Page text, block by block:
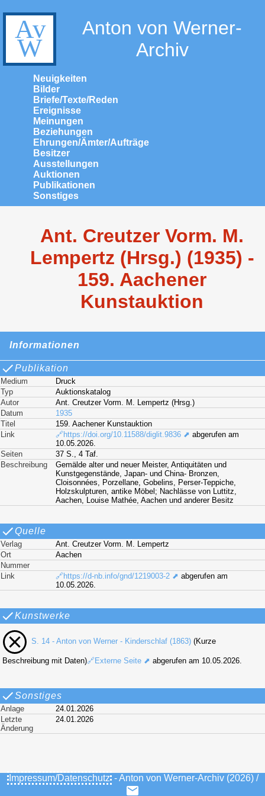
Anton von Werner-
Archiv
Neuigkeiten
Bilder
Briefe/Texte/Reden
Ereignisse
Meinungen
Beziehungen
Ehrungen/Ämter/Aufträge
Besitzer
Ausstellungen
Auktionen
Publikationen
Sonstiges
Ant. Creutzer Vorm. M.
Lempertz (Hrsg.) (1935) -
159. Aachener
Kunstauktion
Informationen
Publikation
Medium
Druck
Typ
Auktionskatalog
Autor
Ant. Creutzer Vorm. M. Lempertz (Hrsg.)
Datum
1935
Titel
159. Aachener Kunstauktion
Link
🔗https://doi.org/10.11588/diglit.9836 ⬈ abgerufen am
10.05.2026.
Seiten
37 S., 4 Taf.
Beschreibung
Gemälde alter und neuer Meister, Antiquitäten und
Kunstgegenstände, Japan- und China- Bronzen,
Cloisonnées, Porzellane, Gobelins, Perser-Teppiche,
Holzskulpturen, antike Möbel; Nachlässe von Luttitz,
Aachen, Louise Mathée, Aachen und anderer Besitz
Quelle
Verlag
Ant. Creutzer Vorm. M. Lempertz
Ort
Aachen
Nummer
Link
🔗https://d-nb.info/gnd/1219003-2 ⬈ abgerufen am
10.05.2026.
Kunstwerke
S. 14 - Anton von Werner - Kinderschlaf (1863)(Kurze
Beschreibung mit Daten)🔗Externe Seite ⬈ abgerufen am 10.05.2026.
Sonstiges
Anlage
24.01.2026
Letzte
Änderung
24.01.2026
Impressum/Datenschutz- Anton von Werner-Archiv (2026) /